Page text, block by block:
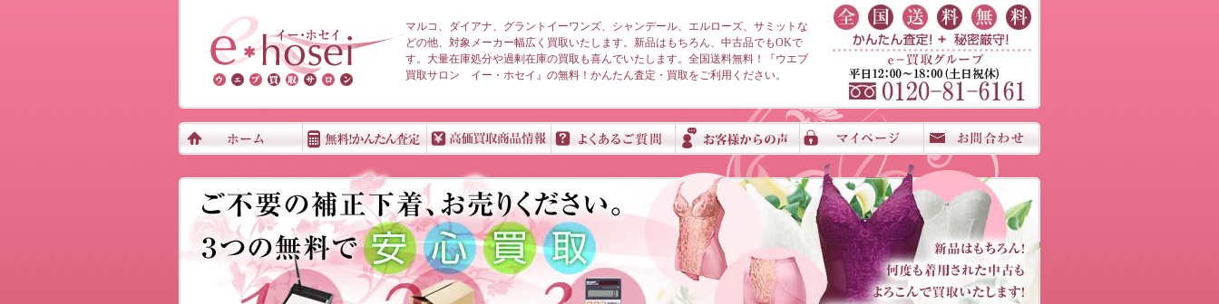
マルコ、ダイアナ、グラントイーワンズ、シャンデール、エルローズ、サミットな
どの他、対象メーカー幅広く買取いたします。新品はもちろん、中古品でもOKで
す。大量在庫処分や過剰在庫の買取も喜んでいたします。全国送料無料！『ウエブ
買取サロン イー・ホセイ』の無料！かんたん査定・買取をご利用ください。